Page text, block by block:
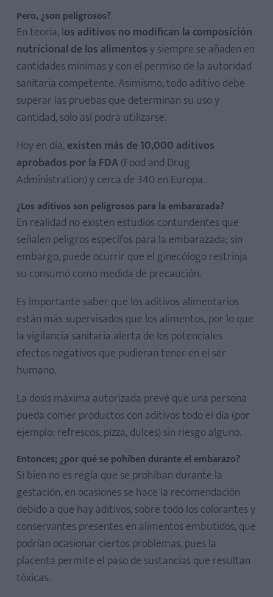
Pero, ¿son peligrosos?
En teoría, los aditivos no modifican la composición
nutricional de los alimentosy siempre se añaden en
cantidades mínimas y con el permiso de la autoridad
sanitaria competente. Asimismo, todo aditivo debe
superar las pruebas que determinan su uso y
cantidad, solo así podrá utilizarse.
Hoy en día,existen más de 10,000 aditivos
aprobados por la FDA(Food and Drug
Administration) y cerca de 340 en Europa.
¿Los aditivos son peligrosos para la embarazada?
En realidad no existen estudios contundentes que
señalen peligros específos para la embarazada; sin
embargo, puede ocurrir que el ginecólogo restrinja
su consumo como medida de precaución.
Es importante saber que los aditivos alimentarios
están más supervisados que los alimentos, por lo que
la vigilancia sanitaria alerta de los potenciales
efectos negativos que pudieran tener en el ser
humano.
La dosis máxima autorizada prevé que una persona
pueda comer productos con aditivos todo el día (por
ejemplo: refrescos, pizza, dulces) sin riesgo alguno.
Entonces; ¿por qué se pohiben durante el embarazo?
Si bien no es regla que se prohiban durante la
gestación, en ocasiones se hace la recomendación
debido a que hay aditivos, sobre todo los colorantes y
conservantes presentes en alimentos embutidos, que
podrían ocasionar ciertos problemas, pues la
placenta permite el paso de sustancias que resultan
tóxicas.